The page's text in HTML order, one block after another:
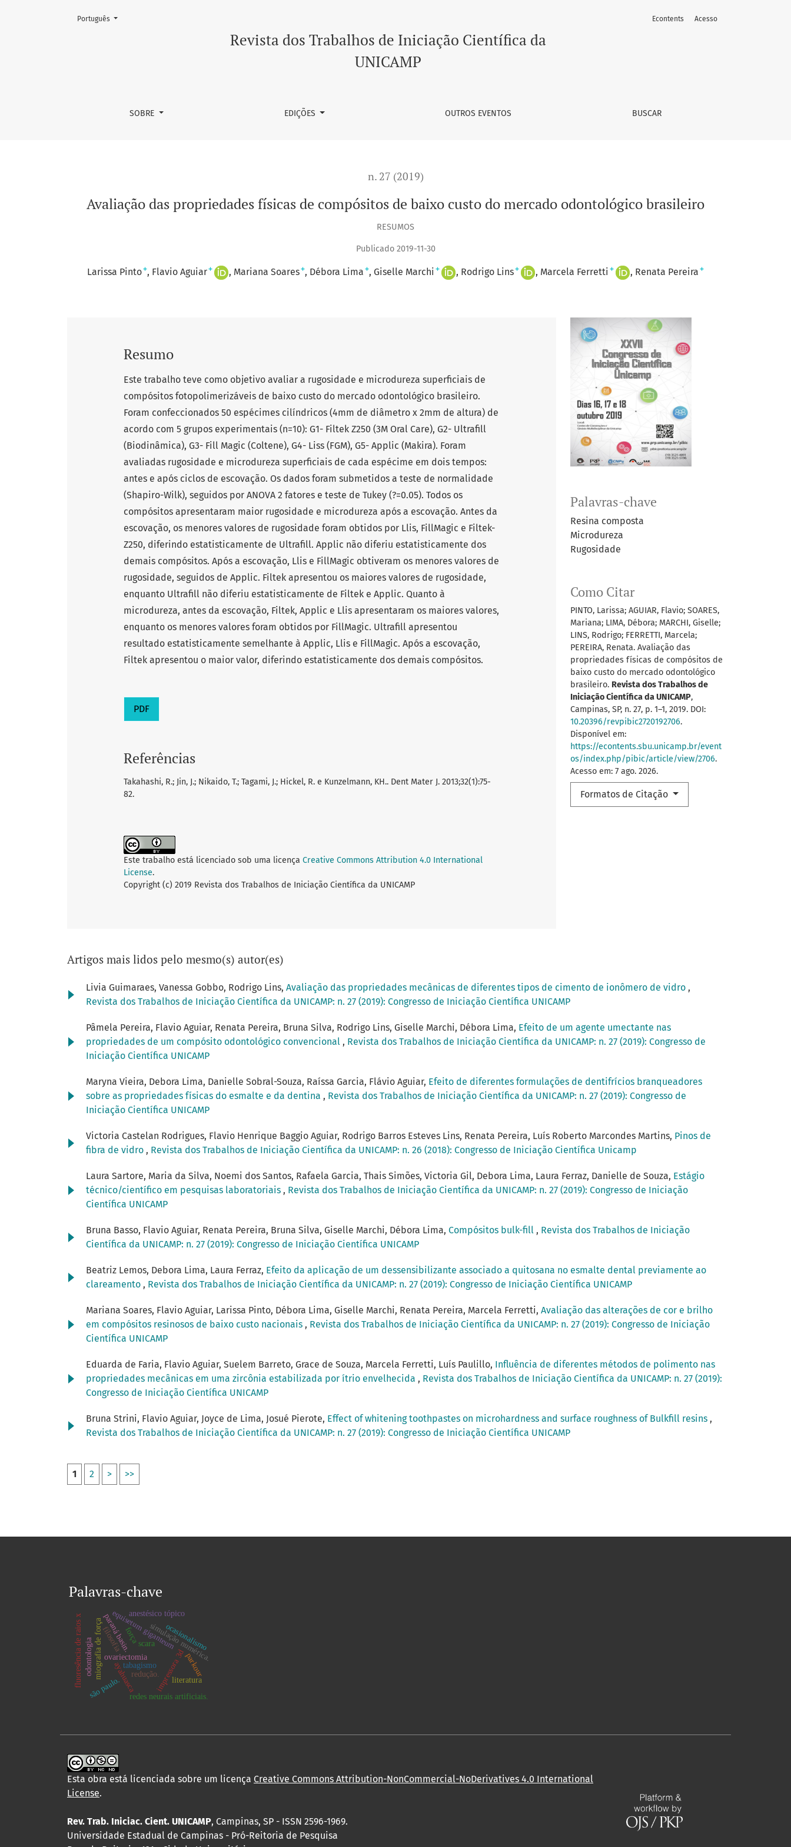
Avaliação das propriedades físicas de compósitos de baixo custo do mercado odontológico brasileiro
Revista dos Trabalhos de Iniciação Científica da
UNICAMP
SOBRE EDIÇÕES OUTROS EVENTOS BUSCAR
Econtents Acesso
Mudar o idioma. O atual é:
Português
n. 27 (2019)
Avaliação das propriedades físicas de compósitos de baixo custo do mercado odontológico brasileiro
RESUMOS
Publicado 2019-11-30
Larissa Pinto+ Flavio Aguiar+ Mariana Soares+ Débora Lima + Giselle Marchi + Rodrigo Lins+ Marcela Ferretti + Renata Pereira +
Palavras-chave
Resina composta
Microdureza
Rugosidade
Como Citar
PINTO, Larissa; AGUIAR, Flavio; SOARES,
Mariana; LIMA, Débora; MARCHI, Giselle;
LINS, Rodrigo; FERRETTI, Marcela;
PEREIRA, Renata. Avaliação das
propriedades físicas de compósitos de
baixo custo do mercado odontológico
brasileiro. Revista dos Trabalhos de
Iniciação Científica da UNICAMP,
Campinas, SP, n. 27, p. 1–1, 2019. DOI:
10.20396/revpibic2720192706.
Disponível em:
https://econtents.sbu.unicamp.br/event
os/index.php/pibic/article/view/2706.
Acesso em: 7 ago. 2026.
Formatos de Citação
Resumo
Este trabalho teve como objetivo avaliar a rugosidade e microdureza superficiais de
compósitos fotopolimerizáveis de baixo custo do mercado odontológico brasileiro.
Foram confeccionados 50 espécimes cilíndricos (4mm de diâmetro x 2mm de altura) de
acordo com 5 grupos experimentais (n=10): G1- Filtek Z250 (3M Oral Care), G2- Ultrafill
(Biodinâmica), G3- Fill Magic (Coltene), G4- Liss (FGM), G5- Applic (Makira). Foram
avaliadas rugosidade e microdureza superficiais de cada espécime em dois tempos:
antes e após ciclos de escovação. Os dados foram submetidos a teste de normalidade
(Shapiro-Wilk), seguidos por ANOVA 2 fatores e teste de Tukey (?=0.05). Todos os
compósitos apresentaram maior rugosidade e microdureza após a escovação. Antes da
escovação, os menores valores de rugosidade foram obtidos por Llis, FillMagic e Filtek-
Z250, diferindo estatisticamente de Ultrafill. Applic não diferiu estatisticamente dos
demais compósitos. Após a escovação, Llis e FillMagic obtiveram os menores valores de
rugosidade, seguidos de Applic. Filtek apresentou os maiores valores de rugosidade,
enquanto Ultrafill não diferiu estatisticamente de Filtek e Applic. Quanto à
microdureza, antes da escovação, Filtek, Applic e Llis apresentaram os maiores valores,
enquanto os menores valores foram obtidos por FillMagic. Ultrafill apresentou
resultado estatisticamente semelhante à Applic, Llis e FillMagic. Após a escovação,
Filtek apresentou o maior valor, diferindo estatisticamente dos demais compósitos.
PDF
Referências
Takahashi, R.; Jin, J.; Nikaido, T.; Tagami, J.; Hickel, R. e Kunzelmann, KH.. Dent Mater J. 2013;32(1):75-
82.
Este trabalho está licenciado sob uma licença Creative Commons Attribution 4.0 International
License.
Copyright (c) 2019 Revista dos Trabalhos de Iniciação Científica da UNICAMP
Artigos mais lidos pelo mesmo(s) autor(es)
Livia Guimaraes, Vanessa Gobbo, Rodrigo Lins, Avaliação das propriedades mecânicas de diferentes tipos de cimento de ionômero de vidro ,
Revista dos Trabalhos de Iniciação Científica da UNICAMP: n. 27 (2019): Congresso de Iniciação Científica UNICAMP
Pâmela Pereira, Flavio Aguiar, Renata Pereira, Bruna Silva, Rodrigo Lins, Giselle Marchi, Débora Lima, Efeito de um agente umectante nas
propriedades de um compósito odontológico convencional , Revista dos Trabalhos de Iniciação Científica da UNICAMP: n. 27 (2019): Congresso de
Iniciação Científica UNICAMP
Maryna Vieira, Debora Lima, Danielle Sobral-Souza, Raíssa Garcia, Flávio Aguiar, Efeito de diferentes formulações de dentifrícios branqueadores
sobre as propriedades físicas do esmalte e da dentina , Revista dos Trabalhos de Iniciação Científica da UNICAMP: n. 27 (2019): Congresso de
Iniciação Científica UNICAMP
Victoria Castelan Rodrigues, Flavio Henrique Baggio Aguiar, Rodrigo Barros Esteves Lins, Renata Pereira, Luís Roberto Marcondes Martins, Pinos de
fibra de vidro , Revista dos Trabalhos de Iniciação Científica da UNICAMP: n. 26 (2018): Congresso de Iniciação Científica Unicamp
Laura Sartore, Maria da Silva, Noemi dos Santos, Rafaela Garcia, Thais Simões, Victoria Gil, Debora Lima, Laura Ferraz, Danielle de Souza, Estágio
técnico/científico em pesquisas laboratoriais , Revista dos Trabalhos de Iniciação Científica da UNICAMP: n. 27 (2019): Congresso de Iniciação
Científica UNICAMP
Bruna Basso, Flavio Aguiar, Renata Pereira, Bruna Silva, Giselle Marchi, Débora Lima, Compósitos bulk-fill , Revista dos Trabalhos de Iniciação
Científica da UNICAMP: n. 27 (2019): Congresso de Iniciação Científica UNICAMP
Beatriz Lemos, Debora Lima, Laura Ferraz, Efeito da aplicação de um dessensibilizante associado a quitosana no esmalte dental previamente ao
clareamento , Revista dos Trabalhos de Iniciação Científica da UNICAMP: n. 27 (2019): Congresso de Iniciação Científica UNICAMP
Mariana Soares, Flavio Aguiar, Larissa Pinto, Débora Lima, Giselle Marchi, Renata Pereira, Marcela Ferretti, Avaliação das alterações de cor e brilho
em compósitos resinosos de baixo custo nacionais , Revista dos Trabalhos de Iniciação Científica da UNICAMP: n. 27 (2019): Congresso de Iniciação
Científica UNICAMP
Eduarda de Faria, Flavio Aguiar, Suelem Barreto, Grace de Souza, Marcela Ferretti, Luís Paulillo, Influência de diferentes métodos de polimento nas
propriedades mecânicas em uma zircônia estabilizada por ítrio envelhecida , Revista dos Trabalhos de Iniciação Científica da UNICAMP: n. 27 (2019):
Congresso de Iniciação Científica UNICAMP
Bruna Strini, Flavio Aguiar, Joyce de Lima, Josué Pierote, Effect of whitening toothpastes on microhardness and surface roughness of Bulkfill resins ,
Revista dos Trabalhos de Iniciação Científica da UNICAMP: n. 27 (2019): Congresso de Iniciação Científica UNICAMP
1 2 > >>
Palavras-chave
impressora 3d
scarasimulação numérica.
equisetum giganteum
ovariectomia
miografia de força
redes neurais artificiais.
ayahuasca
tabagismo
redução.
ocasionalismo
força
anestésico tópico
odontologia
paraná basin.
parkour
são paulo.
fluoresência de raios x literatura
filosofia
Esta obra está licenciada sobre um licença Creative Commons Attribution-NonCommercial-NoDerivatives 4.0 International
License.
Rev. Trab. Iniciac. Cient. UNICAMP, Campinas, SP - ISSN 2596-1969.
Universidade Estadual de Campinas - Pró-Reitoria de Pesquisa